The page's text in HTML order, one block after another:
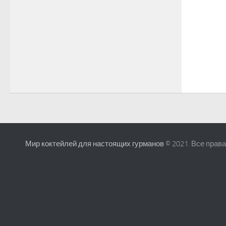
Мир коктейлей для настоящих гурманов © 2021. Все